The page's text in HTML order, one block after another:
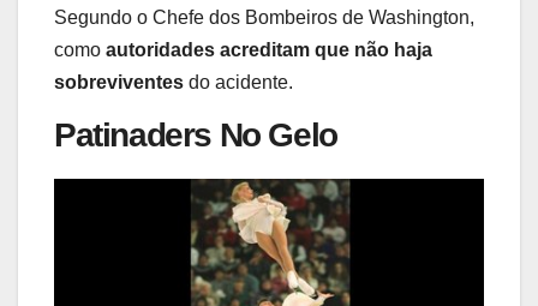
Segundo o Chefe dos Bombeiros de Washington,
como autoridades acreditam que não haja
sobreviventes do acidente.
Patinaders No Gelo